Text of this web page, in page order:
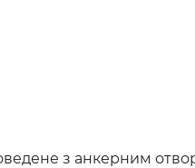
з анкерним